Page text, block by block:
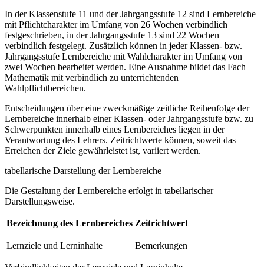
In der Klassenstufe 11 und der Jahrgangsstufe 12 sind Lernbereiche
mit Pflichtcharakter im Umfang von 26 Wochen verbindlich
festgeschrieben, in der Jahrgangsstufe 13 sind 22 Wochen
verbindlich festgelegt. Zusätzlich können in jeder Klassen- bzw.
Jahrgangsstufe Lernbereiche mit Wahlcharakter im Umfang von
zwei Wochen bearbeitet werden. Eine Ausnahme bildet das Fach
Mathematik mit verbindlich zu unterrichtenden
Wahlpflichtbereichen.
Entscheidungen über eine zweckmäßige zeitliche Reihenfolge der
Lernbereiche innerhalb einer Klassen- oder Jahrgangsstufe bzw. zu
Schwerpunkten innerhalb eines Lernbereiches liegen in der
Verantwortung des Lehrers. Zeitrichtwerte können, soweit das
Erreichen der Ziele gewährleistet ist, variiert werden.
tabellarische Darstellung der Lernbereiche
Die Gestaltung der Lernbereiche erfolgt in tabellarischer
Darstellungsweise.
Bezeichnung des Lernbereiches Zeitrichtwert
Lernziele und Lerninhalte Bemerkungen